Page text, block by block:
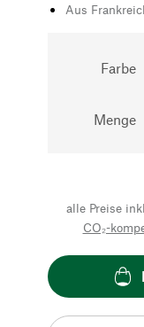
Aus
Farbe
Menge
alle Preise
CO₂-